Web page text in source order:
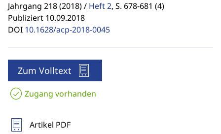
Jahrgang 218 (2018) / Heft 2, S. 678-681 (4)
Publiziert 10.09.2018
DOI 10.1628/acp-2018-0045
Zum Volltext
Zugang vorhanden
Artikel PDF